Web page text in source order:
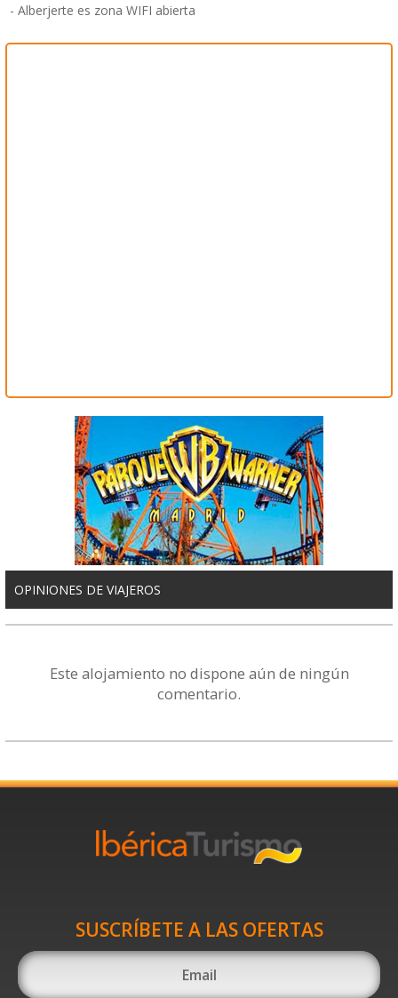
- Alberjerte es zona WIFI abierta
OPINIONES DE VIAJEROS
Este alojamiento no dispone aún de ningún
comentario.
SUSCRÍBETE A LAS OFERTAS